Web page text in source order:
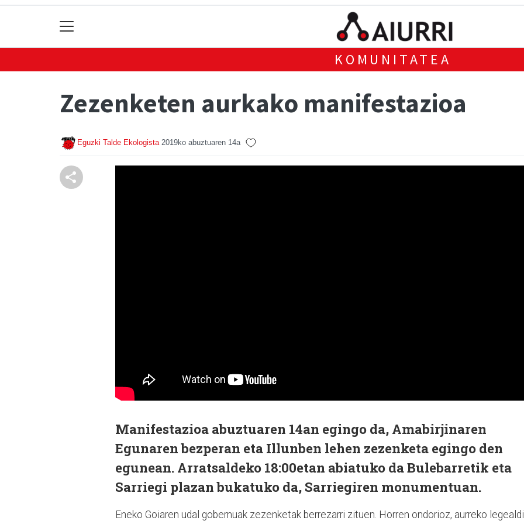
KOMUNITATEA
Zezenketen aurkako manifestazioa
Eguzki Talde Ekologista 2019ko abuztuaren 14a
Manifestazioa abuztuaren 14an egingo da, Amabirjinaren
Egunaren bezperan eta Illunben lehen zezenketa egingo den
egunean. Arratsaldeko 18:00etan abiatuko da Bulebarretik eta
Sarriegi plazan bukatuko da, Sarriegiren monumentuan.
Eneko Goiaren udal gobernuak zezenketak berrezarri zituen. Horren ondorioz, aurreko